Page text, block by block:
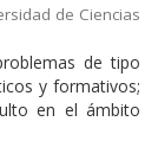
de Ciencias
de tipo
y formativos;
en el ámbito